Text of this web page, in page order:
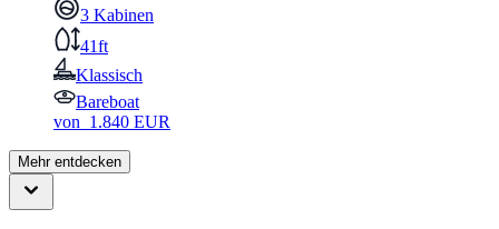
3 Kabinen
41ft
Klassisch
Bareboat
von 1.840 EUR
Mehr entdecken